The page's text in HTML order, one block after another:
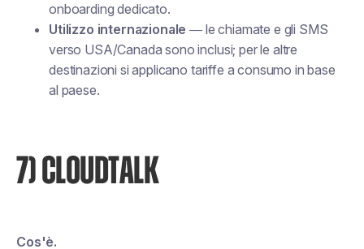
onboarding dedicato.
Utilizzo internazionale — le chiamate e gli SMS
verso USA/Canada sono inclusi; per le altre
destinazioni si applicano tariffe a consumo in base
al paese.
7) CLOUDTALK
Cos'è.